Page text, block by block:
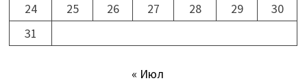
24
25 26 27 28 29
30
31
« Июл